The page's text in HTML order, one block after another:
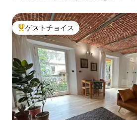
大好評のゲストチョイスです。
ゲストチョイス